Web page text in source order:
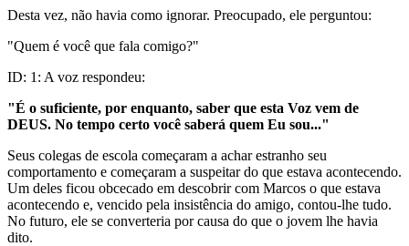
Desta vez, não havia como ignorar. Preocupado, ele perguntou:
"Quem é você que fala comigo?"
ID: 1: A voz respondeu:
"É o suficiente, por enquanto, saber que esta Voz vem de
DEUS. No tempo certo você saberá quem Eu sou..."
Seus colegas de escola começaram a achar estranho seu
comportamento e começaram a suspeitar do que estava acontecendo.
Um deles ficou obcecado em descobrir com Marcos o que estava
acontecendo e, vencido pela insistência do amigo, contou-lhe tudo.
No futuro, ele se converteria por causa do que o jovem lhe havia
dito.